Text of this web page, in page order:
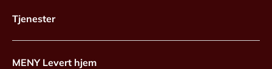
Tjenester
MENY Levert hjem